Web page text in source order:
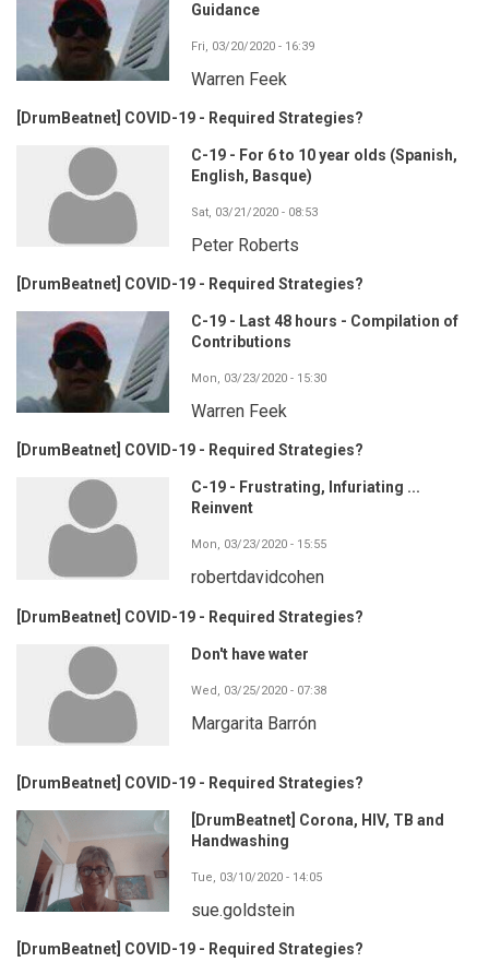
Guidance
Fri, 03/20/2020 - 16:39
Warren Feek
[DrumBeatnet] COVID-19 - Required Strategies?
C-19 - For 6 to 10 year olds (Spanish,
English, Basque)
Sat, 03/21/2020 - 08:53
Peter Roberts
[DrumBeatnet] COVID-19 - Required Strategies?
C-19 - Last 48 hours - Compilation of
Contributions
Mon, 03/23/2020 - 15:30
Warren Feek
[DrumBeatnet] COVID-19 - Required Strategies?
C-19 - Frustrating, Infuriating ...
Reinvent
Mon, 03/23/2020 - 15:55
robertdavidcohen
[DrumBeatnet] COVID-19 - Required Strategies?
Don't have water
Wed, 03/25/2020 - 07:38
Margarita Barrón
[DrumBeatnet] COVID-19 - Required Strategies?
[DrumBeatnet] Corona, HIV, TB and
Handwashing
Tue, 03/10/2020 - 14:05
sue.goldstein
[DrumBeatnet] COVID-19 - Required Strategies?